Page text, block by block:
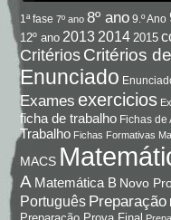
1ª fase 7º ano 8º ano 9.º Ano
12º ano 2013 2014 2015
Critérios Critérios
Enunciado
Exames exercicios
ficha de trabalho Fichas de
Trabalho Fichas Formativas
MACS
A Matemática B Novo
Português Preparação
Preparação Prova Final